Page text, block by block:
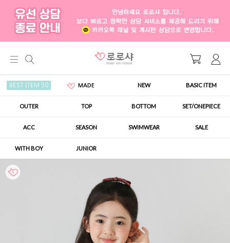
BEST ITEM 50 MADE NEW BASIC ITEM
OUTER TOP BOTTOM SET/ONEPIECE
ACC SEASON SWIMWEAR SALE
WITH BOY JUNIOR